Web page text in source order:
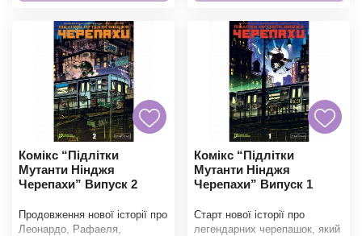
Комікс “Підлітки
Мутанти Нінджя
Черепахи” Випуск 2
Продовження нової історії про
Леонардо, Рафаеля,
Комікс “Підлітки
Мутанти Нінджя
Черепахи” Випуск 1
Старт нової історії про
легендарних черепашок, який